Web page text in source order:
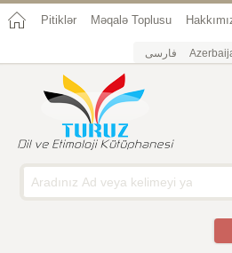
Pitiklər Məqalə Toplusu
فارسی